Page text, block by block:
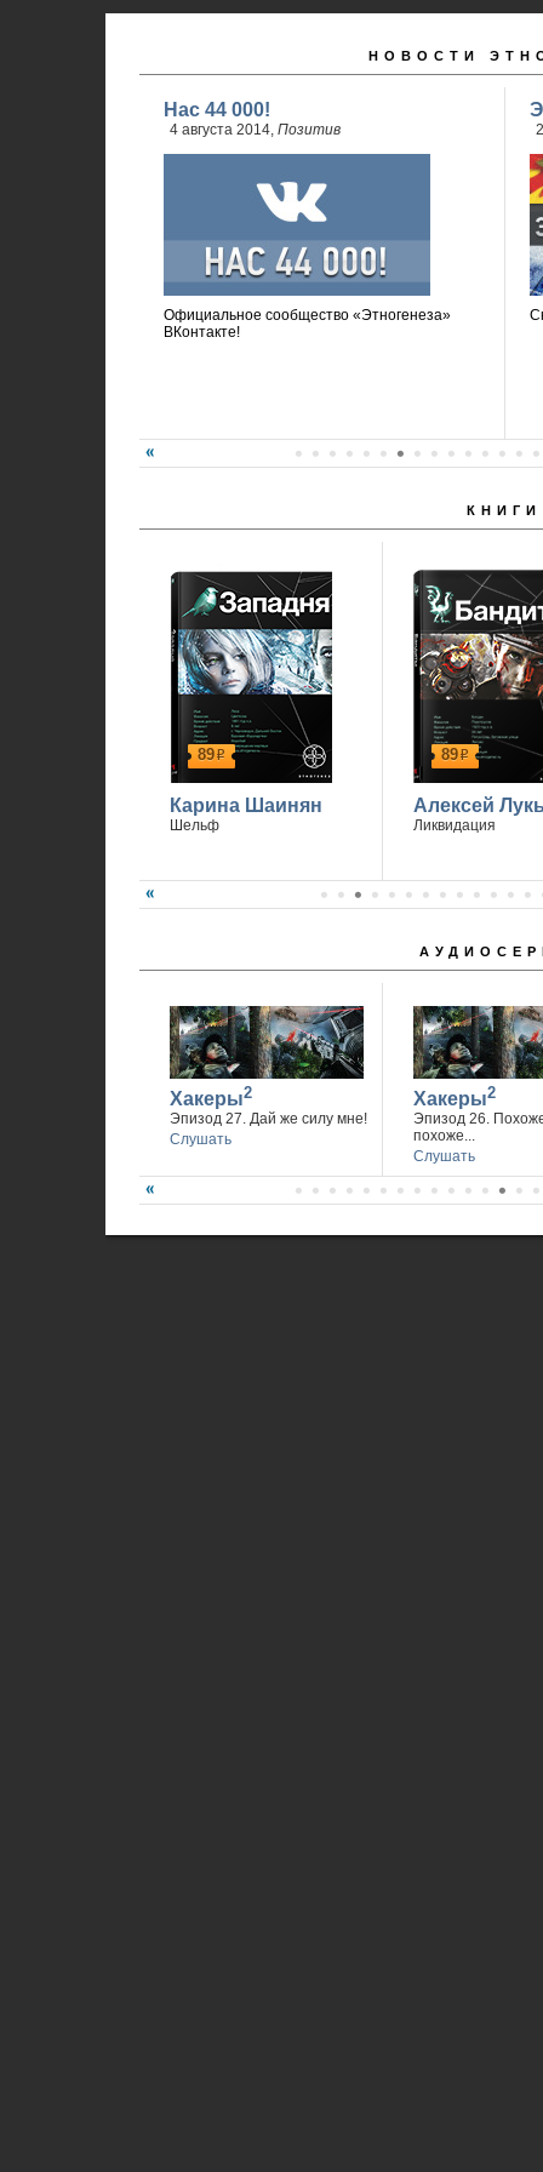
НОВОСТИ
Нас 44 000!
4 августа 2014, Позитив
Официальное сообщество «Этногенеза»
ВКонтакте!
КНИГИ
89р
Карина Шаинян
Шельф
89р
Алексей
Ликвидация
Хакеры2
Эпизод 27. Дай же силу мне!
Слушать
Хакеры2
Эпизод 26.
похоже...
Слушать